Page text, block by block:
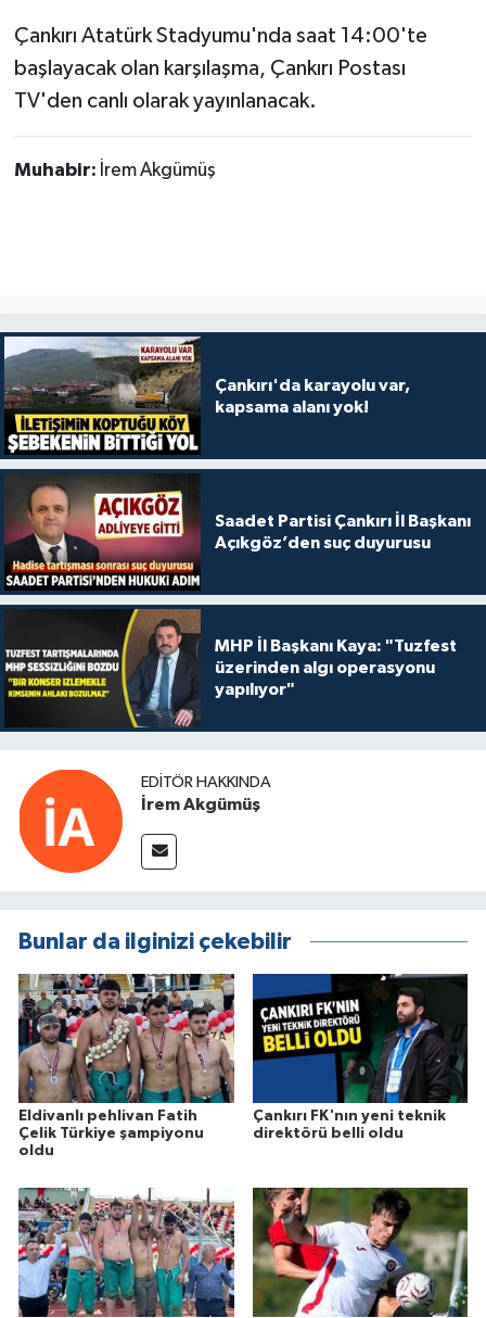
Çankırı Atatürk Stadyumu'nda saat 14:00'te
başlayacak olan karşılaşma, Çankırı Postası
TV'den canlı olarak yayınlanacak.
Muhabir: İrem Akgümüş
Çankırı'da karayolu var,
kapsama alanı yok!
Saadet Partisi Çankırı İl Başkanı
Açıkgöz’den suç duyurusu
MHP İl Başkanı Kaya: "Tuzfest
üzerinden algı operasyonu
yapılıyor"
EDITÖR HAKKINDA
İrem Akgümüş
Bunlar da ilginizi çekebilir
Eldivanlı pehlivan Fatih
Çelik Türkiye şampiyonu
oldu
Çankırı FK'nın yeni teknik
direktörü belli oldu